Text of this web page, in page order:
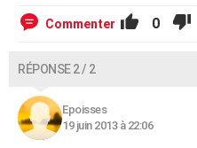
Commenter 0
RÉPONSE 2 / 2
Epoisses
19 juin 2013 à 22:06